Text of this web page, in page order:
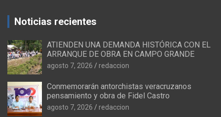
Noticias recientes
ATIENDEN UNA DEMANDA HISTÓRICA CON EL
ARRANQUE DE OBRA EN CAMPO GRANDE
agosto 7, 2026 redaccion
Conmemorarán antorchistas veracruzanos
pensamiento y obra de Fidel Castro
agosto 7, 2026 redaccion